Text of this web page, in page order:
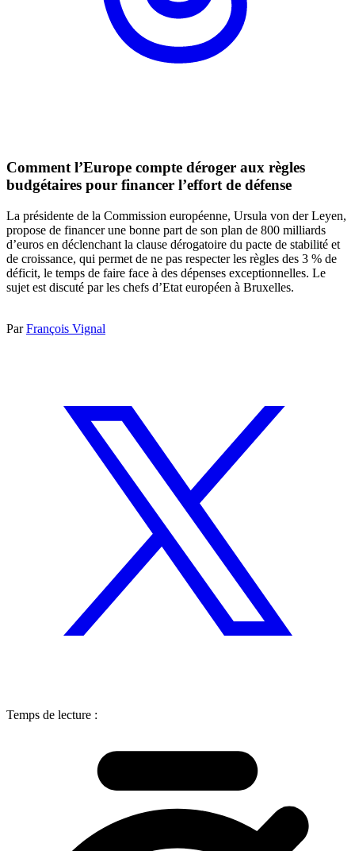
Comment l’Europe compte déroger aux règles
budgétaires pour financer l’effort de défense
La présidente de la Commission européenne, Ursula von der Leyen,
propose de financer une bonne part de son plan de 800 milliards
d’euros en déclenchant la clause dérogatoire du pacte de stabilité et
de croissance, qui permet de ne pas respecter les règles des 3 % de
déficit, le temps de faire face à des dépenses exceptionnelles. Le
sujet est discuté par les chefs d’Etat européen à Bruxelles.
ParFrançois Vignal
Temps de lecture :